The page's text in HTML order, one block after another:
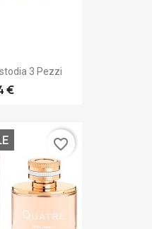
3 Pezzi
€
favorite_border